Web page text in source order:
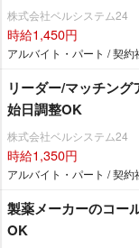
株式会社ベルシステム24
時給1,450円
アルバイト・パート / 契約
リーダー/マッチン
始日調整OK
株式会社ベルシステム24
時給1,350円
アルバイト・パート / 契約
製薬メーカーのコー
OK